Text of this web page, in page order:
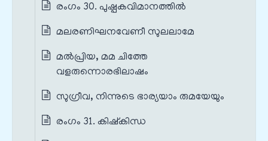
രംഗം 30. പുഷ്പകവിമാനത്തിൽ
മലരണിഘനവേണീ സുലലാമേ
മൽപ്രിയ, മമ ചിത്തേ
വളരുന്നൊരഭിലാഷം
സുഗ്രീവ, നിന്നുടെ ഭാര്യയാം രുമയേയും
രംഗം 31. കിഷ്കിന്ധ